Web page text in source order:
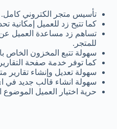
تأسيس متجر الكتروني كامل.
كما تتيح زد للعميل إمكانية
تساهم زد مساعدة العميل
للمتجر.
سهولة تتبع المخزون الخاص
كما توفر خدمة صفحة
سهولة تعديل وإنشاء تقارير
سهولة انشاء قالب جديد في
حرية اختيار العميل